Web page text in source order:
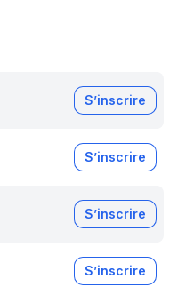
S’inscrire
S’inscrire
S’inscrire
S’inscrire